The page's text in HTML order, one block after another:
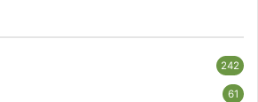
242
61